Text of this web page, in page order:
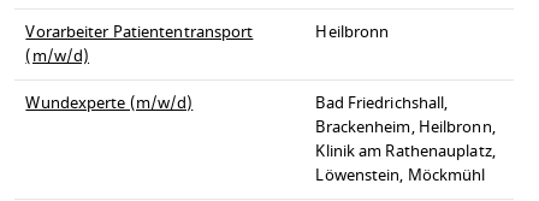
Vorarbeiter Patiententransport
(m/w/d)
Heilbronn
Wundexperte (m/w/d)
Bad Friedrichshall,
Brackenheim, Heilbronn,
Klinik am Rathenauplatz,
Löwenstein, Möckmühl